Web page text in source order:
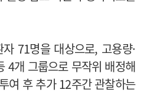
71명을 대상으로, 고용량·
4개 그룹으로 무작위 배정해
여 후 추가 12주간 관찰하는